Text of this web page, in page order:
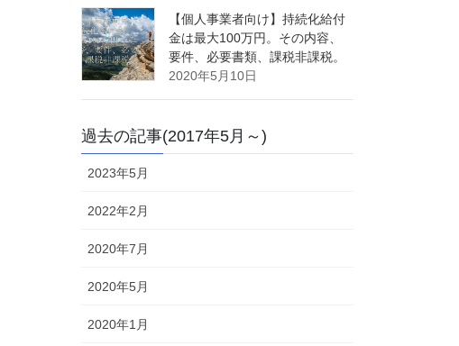
【個人事業者向け】持続化給付
金は最大100万円。その内容、
要件、必要書類、課税非課税。
2020年5月10日
過去の記事(2017年5月～)
2023年5月
2022年2月
2020年7月
2020年5月
2020年1月